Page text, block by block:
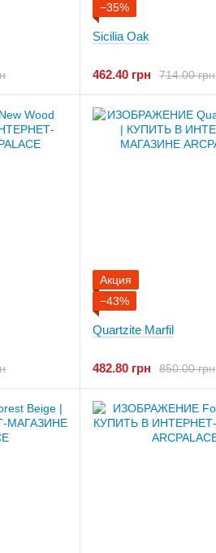
−35%
Sicilia Oak
714.00 грн
462.40 грн
Акция
−43%
Quartzite Marfil
850.00 грн
482.80 грн